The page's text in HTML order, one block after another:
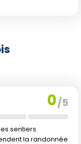
0/5
sentiers
la randonnée